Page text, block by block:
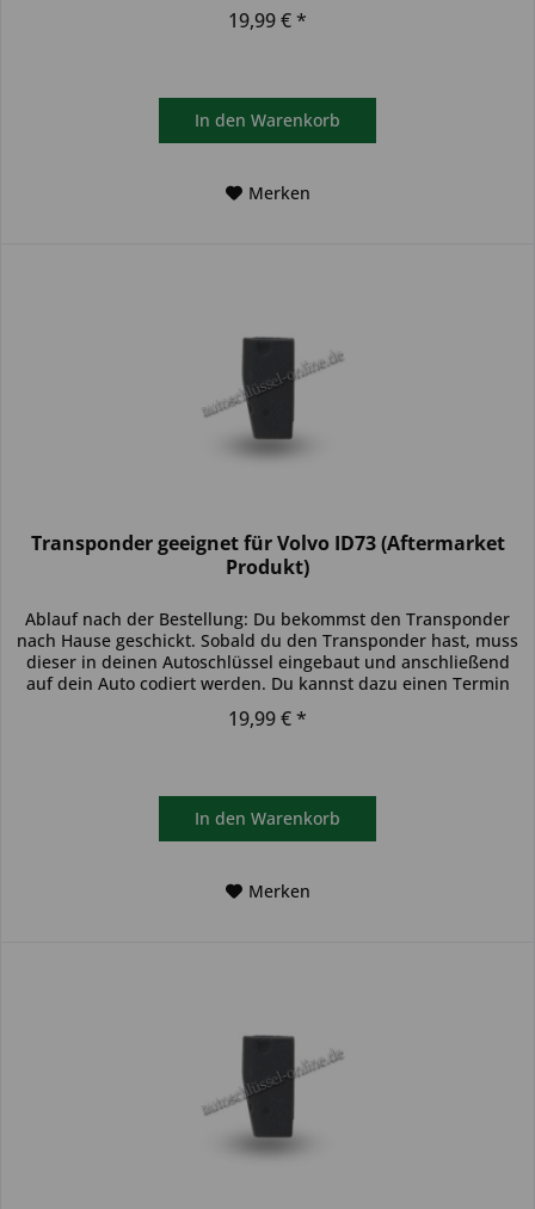
19,99 € *
In den Warenkorb
Merken
Transponder geeignet für Volvo ID73 (Aftermarket
Produkt)
Ablauf nach der Bestellung: Du bekommst den Transponder
nach Hause geschickt. Sobald du den Transponder hast, muss
dieser in deinen Autoschlüssel eingebaut und anschließend
auf dein Auto codiert werden. Du kannst dazu einen Termin
19,99 € *
In den Warenkorb
Merken